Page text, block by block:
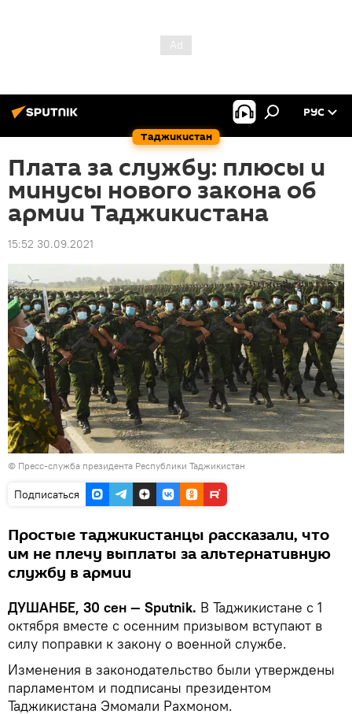
Таджикистан
РУС
Плата за службу: плюсы и
минусы нового закона об
армии Таджикистана
15:52 30.09.2021
© Пресс-служба президента Республики Таджикистан
Подписаться
Простые таджикистанцы рассказали, что
им не плечу выплаты за альтернативную
службу в армии
ДУШАНБЕ, 30 сен — Sputnik. В Таджикистане с 1
октября вместе с осенним призывом вступают в
силу поправки к закону о военной службе.
Изменения в законодательство были утверждены
парламентом и подписаны президентом
Таджикистана Эмомали Рахмоном.